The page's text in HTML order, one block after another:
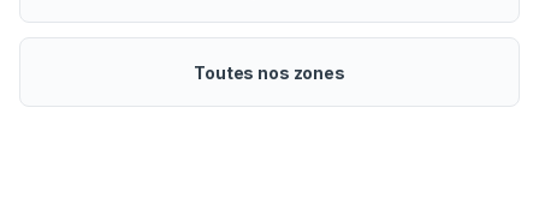
Toutes nos zones